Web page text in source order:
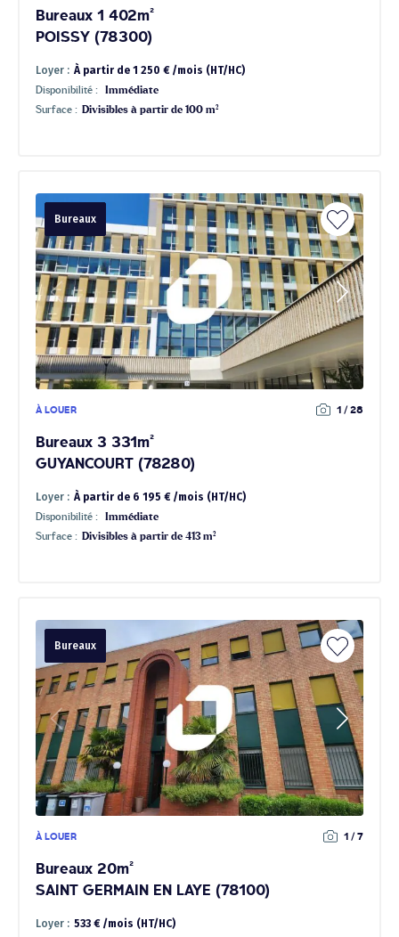
Bureaux 1 402m²
POISSY (78300)
Loyer : À partir de 1 250 € /mois (HT/HC)
Disponibilité :
Immédiate
Surface : Divisibles à partir de 100 m²
Bureaux
À LOUER 1 / 28
Bureaux 3 331m²
GUYANCOURT (78280)
Loyer : À partir de 6 195 € /mois (HT/HC)
Disponibilité :
Immédiate
Surface : Divisibles à partir de 413 m²
Bureaux
À LOUER 1 / 7
Bureaux 20m²
SAINT GERMAIN EN LAYE (78100)
Loyer : 533 € /mois (HT/HC)